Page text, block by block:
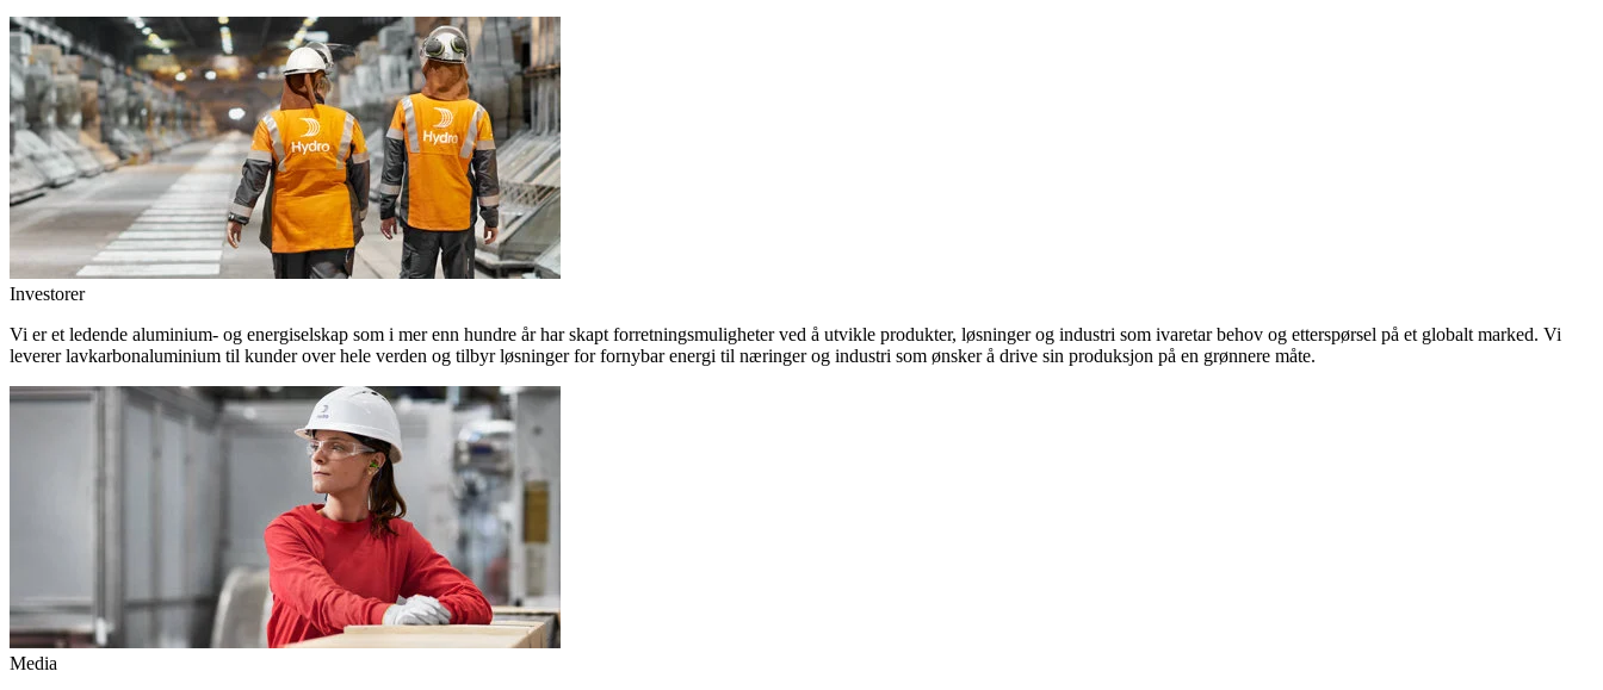
Investorer
Vi er et ledende aluminium- og energiselskap som i mer enn hundre år har skapt forretningsmuligheter ved å utvikle produkter, løsninger og industri som ivaretar behov og etterspørsel på et globalt marked. Vi
leverer lavkarbonaluminium til kunder over hele verden og tilbyr løsninger for fornybar energi til næringer og industri som ønsker å drive sin produksjon på en grønnere måte.
Media